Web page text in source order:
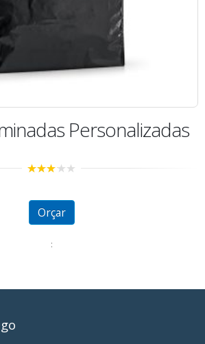
Personalizadas
Orçar
: